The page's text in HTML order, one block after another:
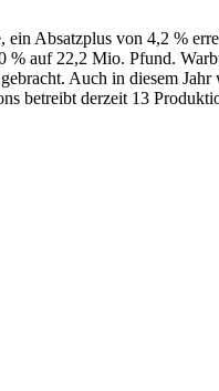
ein Absatzplus von 4,2 %
auf 22,2 Mio. Pfund.
Auch in diesem
betreibt derzeit 13